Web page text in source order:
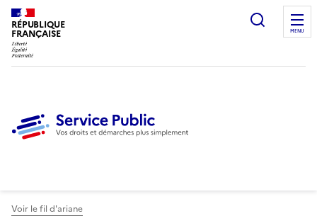
RÉPUBLIQUE
FRANÇAISE
Ouvrir
MENU
Voir le fil d'ariane